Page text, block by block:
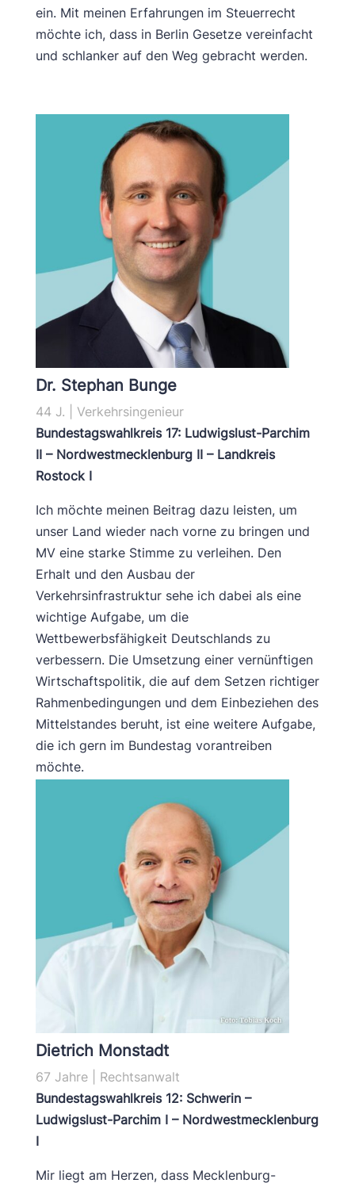
ein. Mit meinen Erfahrungen im Steuerrecht
möchte ich, dass in Berlin Gesetze vereinfacht
und schlanker auf den Weg gebracht werden.
Dr. Stephan Bunge
44 J. | Verkehrsingenieur
Bundestagswahlkreis 17: Ludwigslust-Parchim
II – Nordwestmecklenburg II – Landkreis
Rostock I
Ich möchte meinen Beitrag dazu leisten, um
unser Land wieder nach vorne zu bringen und
MV eine starke Stimme zu verleihen. Den
Erhalt und den Ausbau der
Verkehrsinfrastruktur sehe ich dabei als eine
wichtige Aufgabe, um die
Wettbewerbsfähigkeit Deutschlands zu
verbessern. Die Umsetzung einer vernünftigen
Wirtschaftspolitik, die auf dem Setzen richtiger
Rahmenbedingungen und dem Einbeziehen des
Mittelstandes beruht, ist eine weitere Aufgabe,
die ich gern im Bundestag vorantreiben
möchte.
Dietrich Monstadt
67 Jahre | Rechtsanwalt
Bundestagswahlkreis 12: Schwerin –
Ludwigslust-Parchim I – Nordwestmecklenburg
I
Mir liegt am Herzen, dass Mecklenburg-